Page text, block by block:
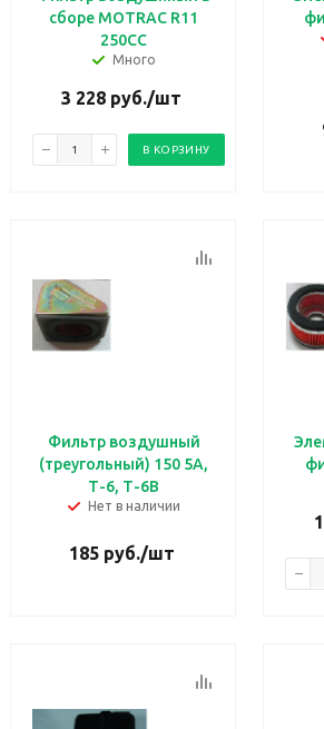
сборе MOTRAC R11
250CC
Много
3 228 руб./шт
В КОРЗИНУ
Фильтр воздушный
(треугольный) 150 5А,
Т-6, Т-6В
Нет в наличии
185руб./шт